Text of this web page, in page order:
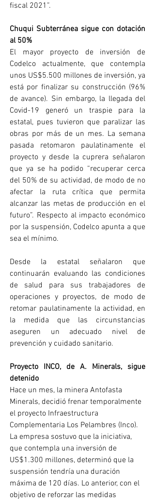
fiscal 2021”.
Chuqui Subterránea sigue con dotación
al 50%
El mayor proyecto de inversión de
Codelco actualmente, que contempla
unos US$5.500 millones de inversión, ya
está por finalizar su construcción (96%
de avance). Sin embargo, la llegada del
Covid-19 generó un traspie para la
estatal, pues tuvieron que paralizar las
obras por más de un mes. La semana
pasada retomaron paulatinamente el
proyecto y desde la cuprera señalaron
que ya se ha podido “recuperar cerca
del 50% de su actividad, de modo de no
afectar la ruta crítica que permita
alcanzar las metas de producción en el
futuro”. Respecto al impacto económico
por la suspensión, Codelco apunta a que
sea el mínimo.
Desde la estatal señalaron que
continuarán evaluando las condiciones
de salud para sus trabajadores de
operaciones y proyectos, de modo de
retomar paulatinamente la actividad, en
la medida que las circunstancias
aseguren un adecuado nivel de
prevención y cuidado sanitario.
Proyecto INCO, de A. Minerals, sigue
detenido
Hace un mes, la minera Antofasta
Minerals, decidió frenar temporalmente
el proyecto Infraestructura
Complementaria Los Pelambres (Inco).
La empresa sostuvo que la iniciativa,
que contempla una inversión de
US$1.300 millones, determinó que la
suspensión tendría una duración
máxima de 120 días. Lo anterior, con el
objetivo de reforzar las medidas